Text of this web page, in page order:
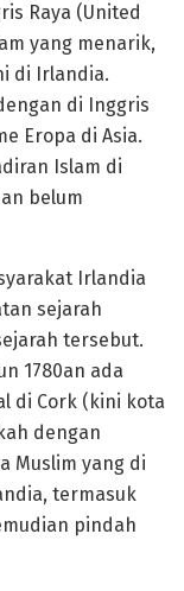
Raya (United
yang menarik,
di Irlandia.
di Inggris
Eropa di Asia.
Islam di
belum
Irlandia
sejarah
tersebut.
1780an ada
di Cork (kini kota
dengan
Muslim yang di
termasuk
pindah